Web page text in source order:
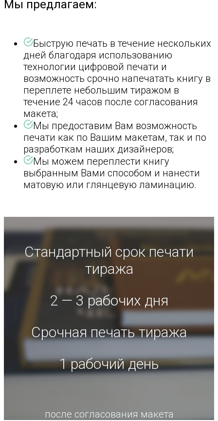
Мы предлагаем:
Быструю печать в течение нескольких
дней благодаря использованию
технологии цифровой печати и
возможность срочно напечатать книгу в
переплете небольшим тиражом в
течение 24 часов после согласования
макета;
Мы предоставим Вам возможность
печати как по Вашим макетам, так и по
разработкам наших дизайнеров;
Мы можем переплести книгу
выбранным Вами способом и нанести
матовую или глянцевую ламинацию.
Стандартный срок печати
тиража
2 — 3 рабочих дня
Срочная печать тиража
1 рабочий день
после согласования макета